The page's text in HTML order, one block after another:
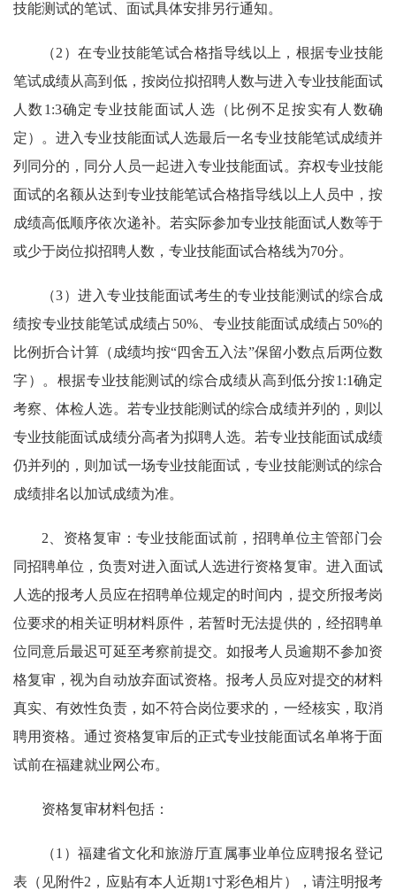
技能测试的笔试、面试具体安排另行通知。
（2）在专业技能笔试合格指导线以上，根据专业技能
笔试成绩从高到低，按岗位拟招聘人数与进入专业技能面试
人数1:3确定专业技能面试人选（比例不足按实有人数确
定）。进入专业技能面试人选最后一名专业技能笔试成绩并
列同分的，同分人员一起进入专业技能面试。弃权专业技能
面试的名额从达到专业技能笔试合格指导线以上人员中，按
成绩高低顺序依次递补。若实际参加专业技能面试人数等于
或少于岗位拟招聘人数，专业技能面试合格线为70分。
（3）进入专业技能面试考生的专业技能测试的综合成
绩按专业技能笔试成绩占50%、专业技能面试成绩占50%的
比例折合计算（成绩均按“四舍五入法”保留小数点后两位数
字）。根据专业技能测试的综合成绩从高到低分按1:1确定
考察、体检人选。若专业技能测试的综合成绩并列的，则以
专业技能面试成绩分高者为拟聘人选。若专业技能面试成绩
仍并列的，则加试一场专业技能面试，专业技能测试的综合
成绩排名以加试成绩为准。
2、资格复审：专业技能面试前，招聘单位主管部门会
同招聘单位，负责对进入面试人选进行资格复审。进入面试
人选的报考人员应在招聘单位规定的时间内，提交所报考岗
位要求的相关证明材料原件，若暂时无法提供的，经招聘单
位同意后最迟可延至考察前提交。如报考人员逾期不参加资
格复审，视为自动放弃面试资格。报考人员应对提交的材料
真实、有效性负责，如不符合岗位要求的，一经核实，取消
聘用资格。通过资格复审后的正式专业技能面试名单将于面
试前在福建就业网公布。
资格复审材料包括：
（1）福建省文化和旅游厅直属事业单位应聘报名登记
表（见附件2，应贴有本人近期1寸彩色相片），请注明报考